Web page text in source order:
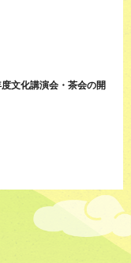
文化講演会・茶会の開